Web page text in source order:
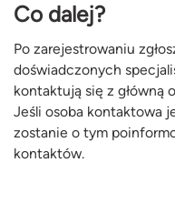
Co dalej?
Po zarejestrowaniu
doświadczonych
kontaktują się z główną
Jeśli osoba kontaktowa
zostanie o tym
kontaktów.